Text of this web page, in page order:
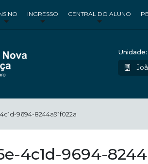
INGRESSO CENTRAL DO ALUNO
Unidade:
9694-8244a91f022a
4c1d-9694-